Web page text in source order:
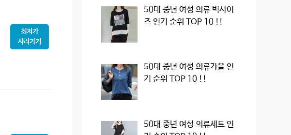
최저가
사러가기
50대 중년 여성 의류 빅사이
즈 인기 순위 TOP 10 !!
50대 중년 여성 의류가을 인
기 순위 TOP 10 !!
50대 중년 여성 의류세트 인